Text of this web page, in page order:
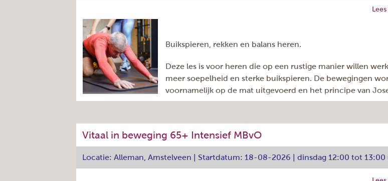
Den Bloeyenden Wijngaerdt 1, Amstelveen
Dag:
Aantal lessen
Aantal nog beschikbare
plaatsen(ter indicatie)
Tijd:
11:00 - 12:00u
Herhaling:
Elke week
Cursuscode
922.050.049
Prijs:
€ 6,05
Inschrijven >
Buikspieren, rekken en balans heren.
Deze les is voor heren die op een rustige manier willen
meer soepelheid en sterke buikspieren. De bewegingen
voornamelijk op de mat uitgevoerd en het principe van
Pilates wordt toegepast. Wel wordt verwacht dat men op
De oefeningen zijn eenvoudig aan te passen aan jouw niveau en worden
met materialen die de training lichter of juist uitdagender maken.
Vitaal in beweging 65+ Intensief MBvO
Locatie: Alleman, Amstelveen | Startdatum: 18-08-2026 | dinsdag 12:00 tot 13:00